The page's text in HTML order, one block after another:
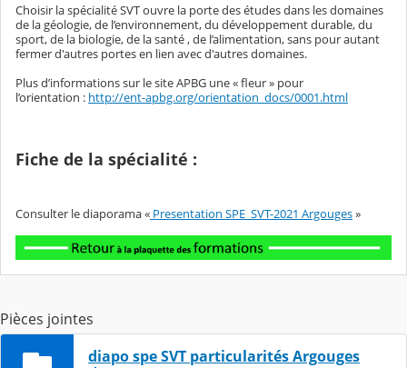
Choisir la spécialité SVT ouvre la porte des études dans les domaines
de la géologie, de l’environnement, du développement durable, du
sport, de la biologie, de la santé , de l’alimentation, sans pour autant
fermer d'autres portes en lien avec d'autres domaines.
Plus d’informations sur le site APBG une « fleur » pour
l’orientation : http://ent-apbg.org/orientation_docs/0001.html
Fiche de la spécialité :
Consulter le diaporama « Presentation SPE_SVT-2021 Argouges»
Pièces jointes
diapo spe SVT particularités Argouges